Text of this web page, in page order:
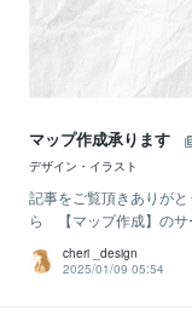
マップ作成承ります
デザイン・イラスト
記事をご覧頂きありが
ら 【マップ作成】のサ
cheri _design
2025/01/09 05:54